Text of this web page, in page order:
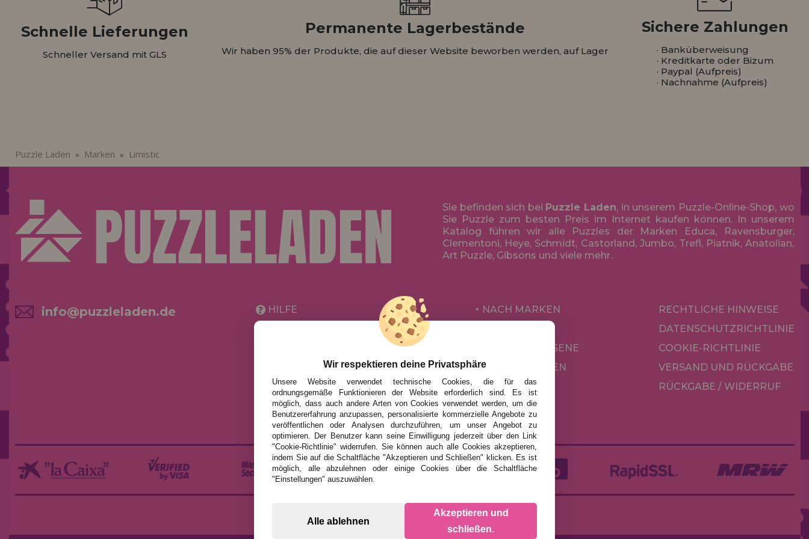
Schnelle Lieferungen
Schneller Versand mit GLS
Permanente Lagerbestände
Wir haben 95% der Produkte, die auf dieser Website beworben werden, auf Lager
Sichere Zahlungen
· Banküberweisung
· Kreditkarte oder Bizum
· Paypal (Aufpreis)
· Nachnahme (Aufpreis)
Puzzle Laden » Marken » Limistic
Sie befinden sich bei Puzzle Laden, in unserem Puzzle-Online-Shop, wo
Sie Puzzle zum besten Preis im Internet kaufen können. In unserem
Katalog führen wir alle Puzzles der Marken Educa, Ravensburger,
Clementoni, Heye, Schmidt, Castorland, Jumbo, Trefl, Piatnik, Anatolian,
Art Puzzle, Gibsons und viele mehr.
info@puzzleladen.de
HILFE
NACH MARKEN
FÜR ERWACHSENE
NACH AUTOREN
ZUBEHÖR
BRETTSPIELE
RECHTLICHE HINWEISE
DATENSCHUTZRICHTLINIE
COOKIE-RICHTLINIE
VERSAND UND RÜCKGABE
RÜCKGABE / WIDERRUF
Wir respektieren deine Privatsphäre
Unsere Website verwendet technische Cookies, die für das
ordnungsgemäße Funktionieren der Website erforderlich sind. Es ist
möglich, dass auch andere Arten von Cookies verwendet werden, um die
Benutzererfahrung anzupassen, personalisierte kommerzielle Angebote zu
veröffentlichen oder Analysen durchzuführen, um unser Angebot zu
optimieren. Der Benutzer kann seine Einwilligung jederzeit über den Link
"Cookie-Richtlinie" widerrufen. Sie können auch alle Cookies akzeptieren,
indem Sie auf die Schaltfläche "Akzeptieren und Schließen" klicken. Es ist
möglich, alle abzulehnen oder einige Cookies über die Schaltfläche
"Einstellungen" auszuwählen.
Alle ablehnen
Akzeptieren und
schließen.